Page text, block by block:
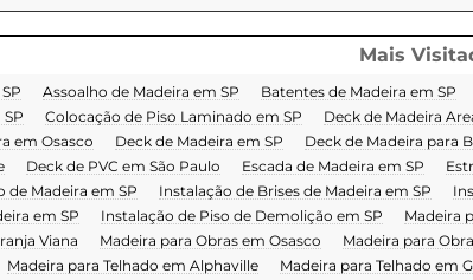
Mais
Assoalho de Madeira em SP Batentes de Madeira em SP
Colocação de Piso Laminado em SP Deck de Madeira
em Osasco
Deck de Madeira em SP Deck de Madeira para
Deck de PVC em São Paulo Escada de Madeira em SP
de Madeira em SP
Instalação de Brises de Madeira em SP
em SP
Instalação de Piso de Demolição em SP Madeira
Viana
Madeira para Obras em Osasco Madeira para
Madeira para Telhado em Alphaville Madeira para Telhado em